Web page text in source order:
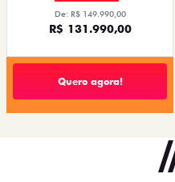
De: R$ 149.990,00
R$ 131.990,00
Quero agora!